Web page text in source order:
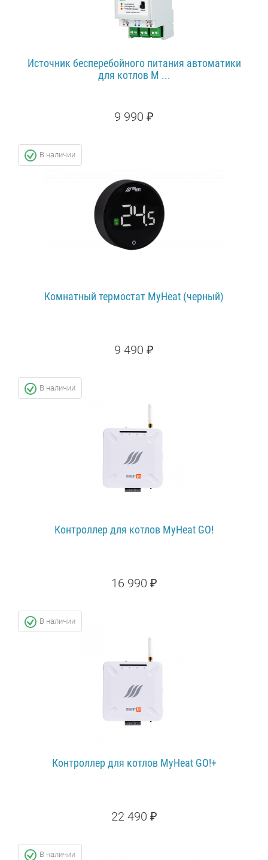
Источник бесперебойного питания автоматики
для котлов M ...
9 990 ₽
В наличии
Комнатный термостат MyHeat (черный)
9 490 ₽
В наличии
Контроллер для котлов MyHeat GO!
16 990 ₽
В наличии
Контроллер для котлов MyHeat GO!+
22 490 ₽
В наличии